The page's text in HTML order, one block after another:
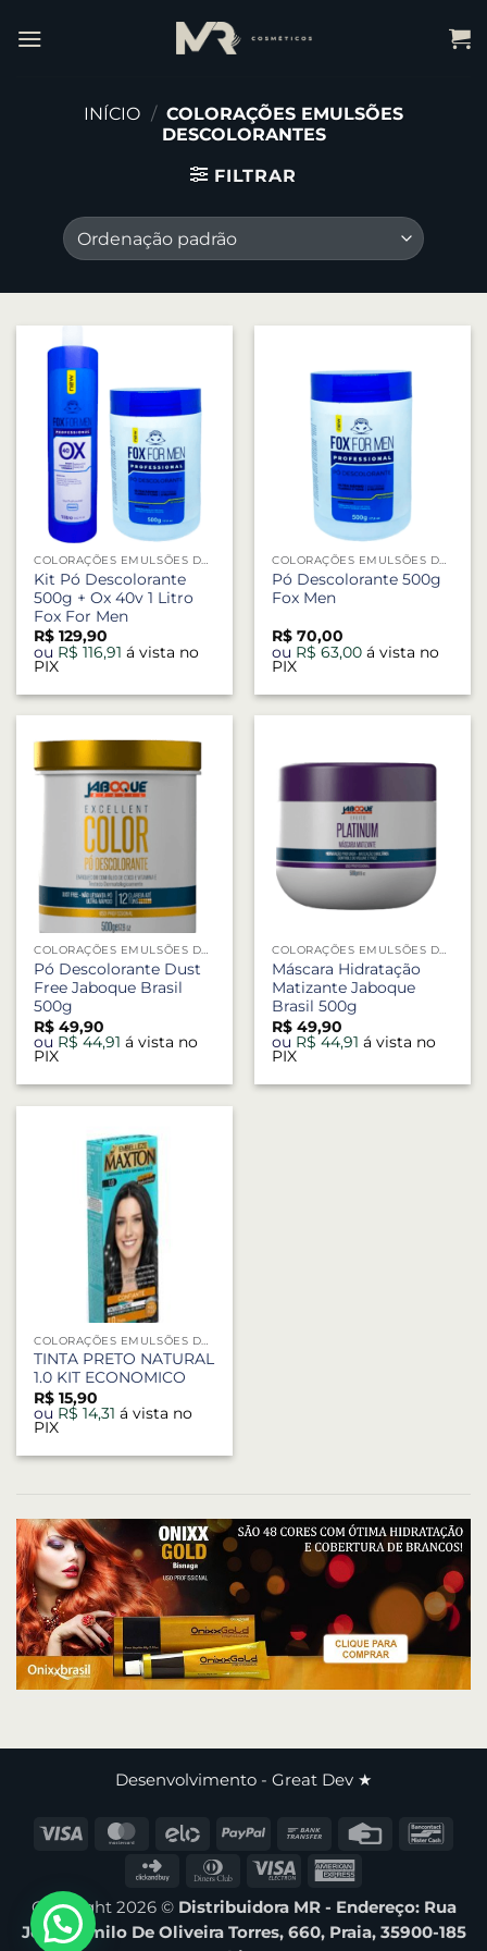
INÍCIO / COLORAÇÕES EMULSÕES
DESCOLORANTES
FILTRAR
COLORAÇÕES EMULSÕES DESCOLORANTES
Kit Pó Descolorante
500g + Ox 40v 1 Litro
Fox For Men
R$ 129,90
ou R$ 116,91 á vista no
PIX
COLORAÇÕES EMULSÕES DESCOLORANTES
Pó Descolorante 500g
Fox Men
R$ 70,00
ou R$ 63,00 á vista no
PIX
COLORAÇÕES EMULSÕES DESCOLORANTES
Pó Descolorante Dust
Free Jaboque Brasil
500g
R$ 49,90
ou R$ 44,91 á vista no
PIX
COLORAÇÕES EMULSÕES DESCOLORANTES
Máscara Hidratação
Matizante Jaboque
Brasil 500g
R$ 49,90
ou R$ 44,91 á vista no
PIX
COLORAÇÕES EMULSÕES DESCOLORANTES
TINTA PRETO NATURAL
1.0 KIT ECONOMICO
R$ 15,90
ou R$ 14,31 á vista no
PIX
Desenvolvimento - Great Dev ★
Copyright 2026 © Distribuidora MR - Endereço: Rua
João Camilo De Oliveira Torres, 660, Praia, 35900-185